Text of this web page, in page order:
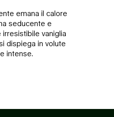
emana il calore
seducente e
vaniglia
dispiega in volute
intense.